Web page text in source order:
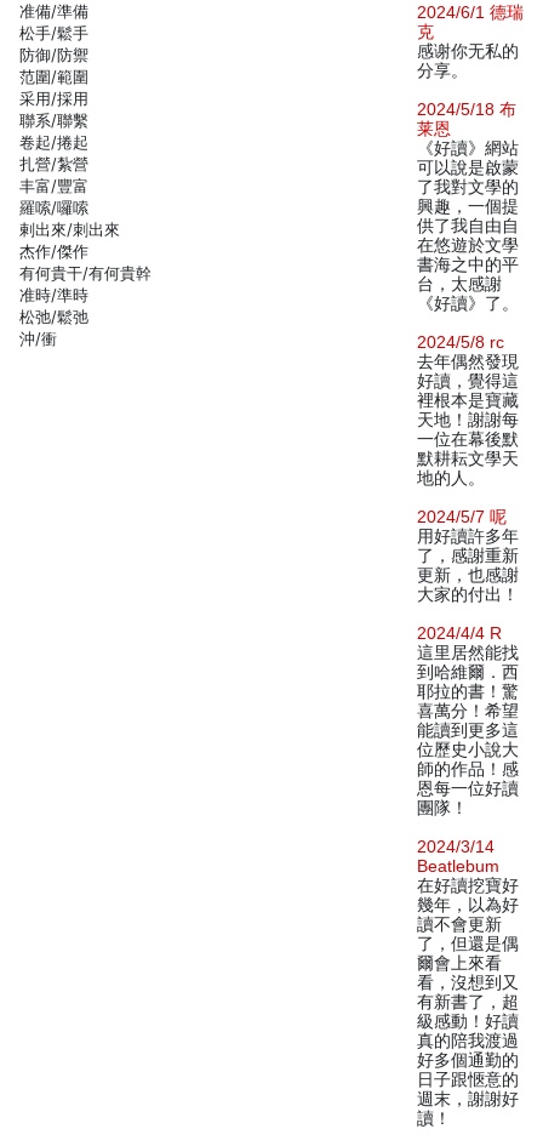
准備/準備
松手/鬆手
防御/防禦
范圍/範圍
采用/採用
聯系/聯繫
卷起/捲起
扎營/紮營
丰富/豐富
羅嗦/囉嗦
剌出來/刺出來
杰作/傑作
有何貴干/有何貴幹
准時/準時
松弛/鬆弛
沖/衝
2024/6/1 德瑞
克
感谢你无私的
分享。
2024/5/18 布
莱恩
《好讀》網站
可以說是啟蒙
了我對文學的
興趣，一個提
供了我自由自
在悠遊於文學
書海之中的平
台，太感謝
《好讀》了。
2024/5/8 rc
去年偶然發現
好讀，覺得這
裡根本是寶藏
天地！謝謝每
一位在幕後默
默耕耘文學天
地的人。
2024/5/7 呢
用好讀許多年
了，感謝重新
更新，也感謝
大家的付出！
2024/4/4 R
這里居然能找
到哈維爾．西
耶拉的書！驚
喜萬分！希望
能讀到更多這
位歷史小說大
師的作品！感
恩每一位好讀
團隊！
2024/3/14
Beatlebum
在好讀挖寶好
幾年，以為好
讀不會更新
了，但還是偶
爾會上來看
看，沒想到又
有新書了，超
級感動！好讀
真的陪我渡過
好多個通勤的
日子跟愜意的
週末，謝謝好
讀！